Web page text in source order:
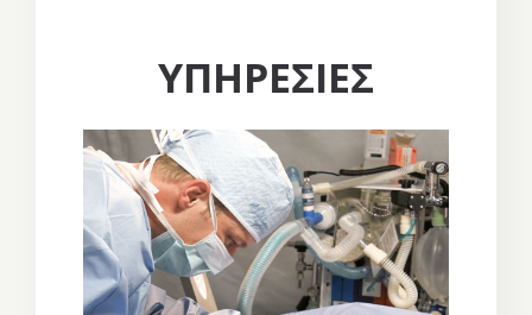
ΥΠΗΡΕΣΙΕΣ